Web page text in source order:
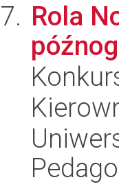
Rola